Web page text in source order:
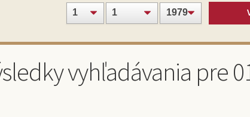
vyhľadávania pre